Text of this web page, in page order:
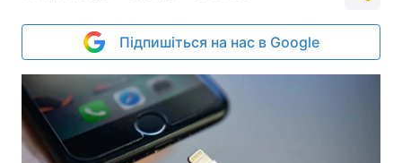
Підпишіться на нас в Google